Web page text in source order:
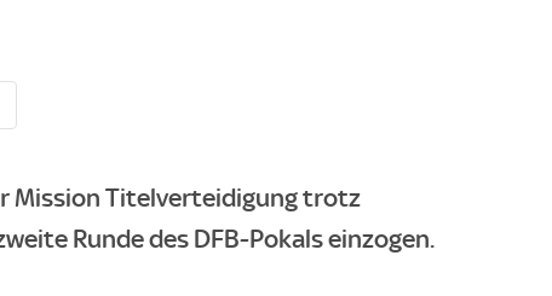
Mission Titelverteidigung trotz
Runde des DFB-Pokals einzogen.